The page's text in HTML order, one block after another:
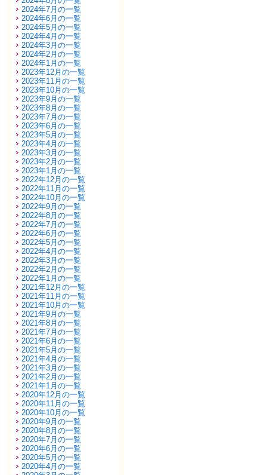
2024年7月の一覧
2024年6月の一覧
2024年5月の一覧
2024年4月の一覧
2024年3月の一覧
2024年2月の一覧
2024年1月の一覧
2023年12月の一覧
2023年11月の一覧
2023年10月の一覧
2023年9月の一覧
2023年8月の一覧
2023年7月の一覧
2023年6月の一覧
2023年5月の一覧
2023年4月の一覧
2023年3月の一覧
2023年2月の一覧
2023年1月の一覧
2022年12月の一覧
2022年11月の一覧
2022年10月の一覧
2022年9月の一覧
2022年8月の一覧
2022年7月の一覧
2022年6月の一覧
2022年5月の一覧
2022年4月の一覧
2022年3月の一覧
2022年2月の一覧
2022年1月の一覧
2021年12月の一覧
2021年11月の一覧
2021年10月の一覧
2021年9月の一覧
2021年8月の一覧
2021年7月の一覧
2021年6月の一覧
2021年5月の一覧
2021年4月の一覧
2021年3月の一覧
2021年2月の一覧
2021年1月の一覧
2020年12月の一覧
2020年11月の一覧
2020年10月の一覧
2020年9月の一覧
2020年8月の一覧
2020年7月の一覧
2020年6月の一覧
2020年5月の一覧
2020年4月の一覧